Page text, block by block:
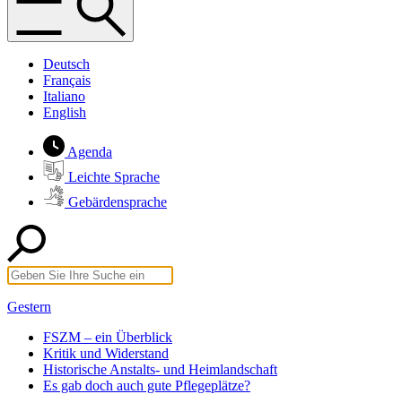
Deutsch
Français
Italiano
English
Agenda
Leichte Sprache
Gebärdensprache
Gestern
FSZM – ein Überblick
Kritik und Widerstand
Historische Anstalts- und Heimlandschaft
Es gab doch auch gute Pflegeplätze?